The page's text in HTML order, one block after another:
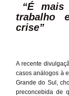
“É
trabalho
crise”
A recente
casos análogos à
Grande do Sul,
preconcebida de